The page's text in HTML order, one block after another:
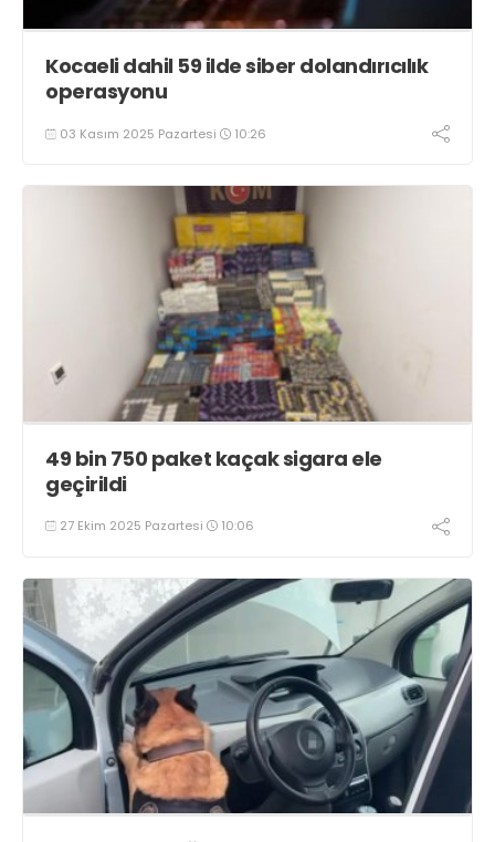
Kocaeli dahil 59 ilde siber dolandırıcılık
operasyonu
03 Kasım 2025 Pazartesi 10:26
49 bin 750 paket kaçak sigara ele
geçirildi
27 Ekim 2025 Pazartesi 10:06